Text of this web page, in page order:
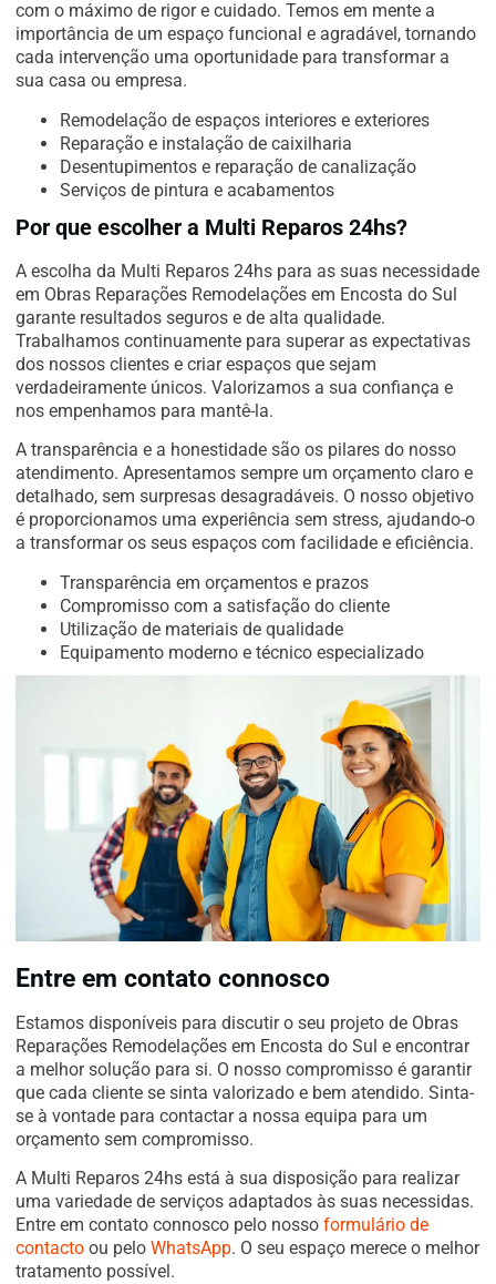
com o máximo de rigor e cuidado. Temos em mente a
importância de um espaço funcional e agradável, tornando
cada intervenção uma oportunidade para transformar a
sua casa ou empresa.
Remodelação de espaços interiores e exteriores
Reparação e instalação de caixilharia
Desentupimentos e reparação de canalização
Serviços de pintura e acabamentos
Por que escolher a Multi Reparos 24hs?
A escolha da Multi Reparos 24hs para as suas necessidade
em Obras Reparações Remodelações em Encosta do Sul
garante resultados seguros e de alta qualidade.
Trabalhamos continuamente para superar as expectativas
dos nossos clientes e criar espaços que sejam
verdadeiramente únicos. Valorizamos a sua confiança e
nos empenhamos para mantê-la.
A transparência e a honestidade são os pilares do nosso
atendimento. Apresentamos sempre um orçamento claro e
detalhado, sem surpresas desagradáveis. O nosso objetivo
é proporcionamos uma experiência sem stress, ajudando-o
a transformar os seus espaços com facilidade e eficiência.
Transparência em orçamentos e prazos
Compromisso com a satisfação do cliente
Utilização de materiais de qualidade
Equipamento moderno e técnico especializado
Entre em contato connosco
Estamos disponíveis para discutir o seu projeto de Obras
Reparações Remodelações em Encosta do Sul e encontrar
a melhor solução para si. O nosso compromisso é garantir
que cada cliente se sinta valorizado e bem atendido. Sinta-
se à vontade para contactar a nossa equipa para um
orçamento sem compromisso.
A Multi Reparos 24hs está à sua disposição para realizar
uma variedade de serviços adaptados às suas necessidas.
Entre em contato connosco pelo nosso formulário de
contacto ou pelo WhatsApp. O seu espaço merece o melhor
tratamento possível.